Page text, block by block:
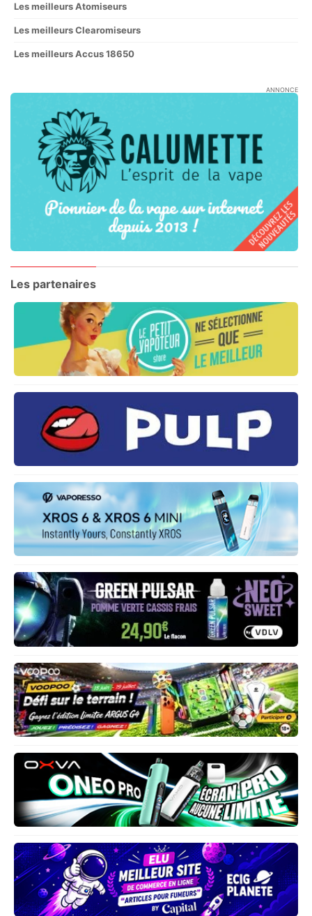
Les meilleurs Atomiseurs
Les meilleurs Clearomiseurs
Les meilleurs Accus 18650
ANNONCE
Les partenaires